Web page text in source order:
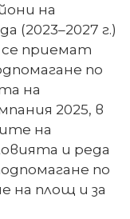
на
(2023–2027 г.)
приемат
по
на
2025, в
на
и реда
по
на площ и за